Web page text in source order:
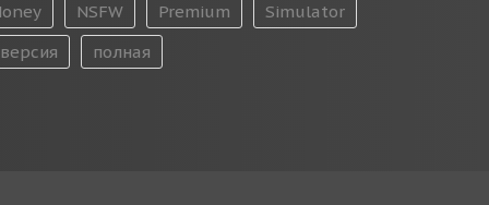
NSFW Premium
Simulator
версия
полная